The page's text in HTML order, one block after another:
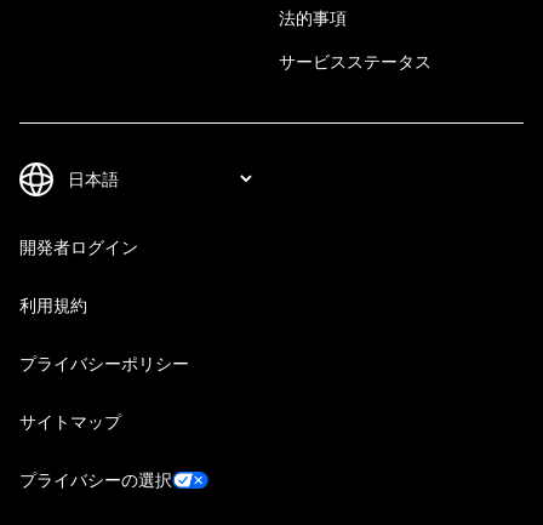
法的事項
サービスステータス
開発者ログイン
利用規約
プライバシーポリシー
サイトマップ
プライバシーの選択